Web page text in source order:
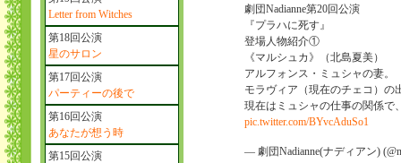
劇団Nadianne第20回公演
『プラハに死す』
登場人物紹介①
《マルシュカ》（北島夏美）
アルフォンス・ミュシャの妻。
モラヴィア（現在のチェコ）の
現在はミュシャの仕事の関係で
pic.twitter.com/BYvcAduSo1
— 劇団Nadianne(ナディアン)
Letter from Witches
第18回公演
星のサロン
第17回公演
パーティーの後で
第16回公演
あなたが想う時
第15回公演